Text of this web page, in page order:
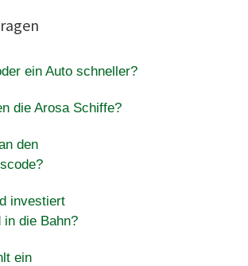
ein Auto schneller?
die Arosa Schiffe?
den
investiert
in die Bahn?
ein